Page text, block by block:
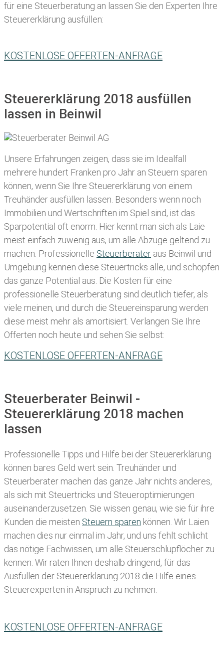
für eine Steuerberatung an lassen Sie den Experten Ihre
Steuererklärung ausfüllen:
KOSTENLOSE OFFERTEN-ANFRAGE
Steuererklärung 2018 ausfüllen
lassen in Beinwil
Unsere Erfahrungen zeigen, dass sie im Idealfall
mehrere hundert Franken pro Jahr an Steuern sparen
können, wenn Sie Ihre Steuererklärung von einem
Treuhänder ausfüllen lassen . Besonders wenn noch
Immobilien und Wertschriften im Spiel sind, ist das
Sparpotential oft enorm. Hier kennt man sich als Laie
meist einfach zuwenig aus, um alle Abzüge geltend zu
machen. Professionelle Steuerberater aus Beinwil und
Umgebung kennen diese Steuertricks alle, und schöpfen
das ganze Potential aus. Die Kosten für eine
professionelle Steuerberatung sind deutlich tiefer, als
viele meinen, und durch die Steuereinsparung werden
diese meist mehr als amortisiert. Verlangen Sie Ihre
Offerten noch heute und sehen Sie selbst:
KOSTENLOSE OFFERTEN-ANFRAGE
Steuerberater Beinwil -
Steuererklärung 2018 machen
lassen
Professionelle Tipps und Hilfe bei der Steuererklärung
können bares Geld wert sein. Treuhänder und
Steuerberater machen das ganze Jahr nichts anderes,
als sich mit Steuertricks und Steueroptimierungen
auseinanderzusetzen. Sie wissen genau, wie sie für ihre
Kunden die meisten Steuern sparen können. Wir Laien
machen dies nur einmal im Jahr, und uns fehlt schlicht
das nötige Fachwissen, um alle Steuerschlupflöcher zu
kennen. Wir raten Ihnen deshalb dringend, für das
Ausfüllen der Steuererklärung 2018 die Hilfe eines
Steuerexperten in Anspruch zu nehmen.
KOSTENLOSE OFFERTEN-ANFRAGE